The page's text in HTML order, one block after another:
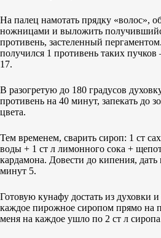
На палец намотать прядку «волос»,
ножницами и выложить
противень, застеленный
получился 1 противень таких
17.
В разогретую до 180 градусов
противень на 40 минут, запекать до
цвета.
Тем временем, сварить сироп: 1 ст
воды + 1 ст л лимонного сока +
кардамона. Довести до кипения, дать
минут 5.
Готовую кунафу достать из духовки
каждое пирожное сиропом прямо на
меня на каждое ушло по 2 ст л